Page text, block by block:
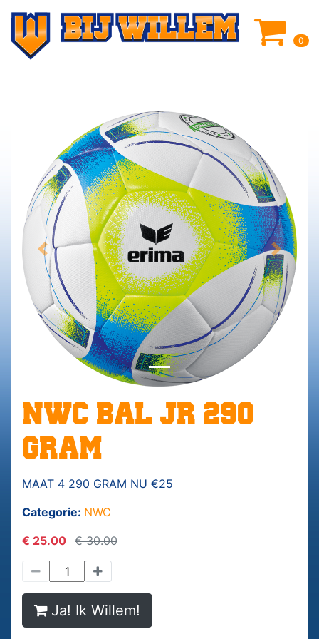
0
Previous Next
NWC BAL JR 290
GRAM
MAAT 4 290 GRAM NU €25
Categorie: NWC
€ 25.00 € 30.00
Ja! Ik Willem!